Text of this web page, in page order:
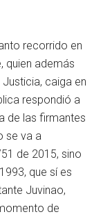
recorrido en
quien además
caiga en
respondió a
de las firmantes
se va a
de 2015, sino
que sí es
Juvinao,
de